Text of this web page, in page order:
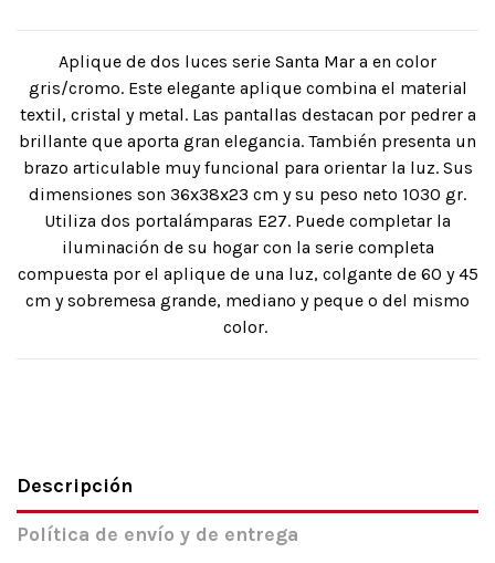
Aplique de dos luces serie Santa Mar a en color
gris/cromo. Este elegante aplique combina el material
textil, cristal y metal. Las pantallas destacan por pedrer a
brillante que aporta gran elegancia. También presenta un
brazo articulable muy funcional para orientar la luz. Sus
dimensiones son 36x38x23 cm y su peso neto 1030 gr.
Utiliza dos portalámparas E27. Puede completar la
iluminación de su hogar con la serie completa
compuesta por el aplique de una luz, colgante de 60 y 45
cm y sobremesa grande, mediano y peque o del mismo
color.
Descripción
Política de envío y de entrega